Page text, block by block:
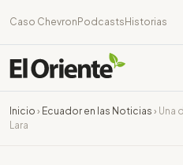
Caso Chevron Podcasts Historias
Inicio › Ecuador en las Noticias › Una
Lara